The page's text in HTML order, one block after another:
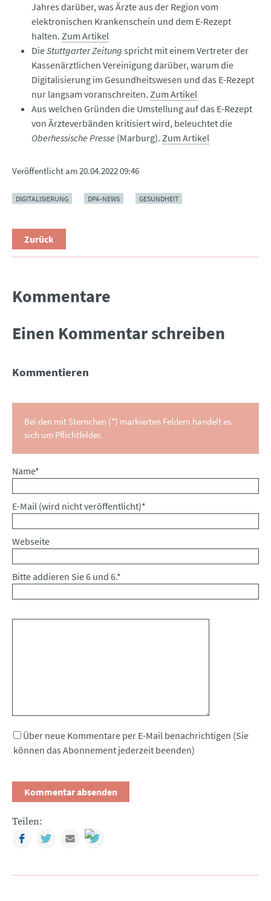
Jahres darüber, was Ärzte aus der Region vom
elektronischen Krankenschein und dem E-Rezept
halten. Zum Artikel
DieStuttgarter Zeitung spricht mit einem Vertreter der
Kassenärztlichen Vereinigung darüber, warum die
Digitalisierung im Gesundheitswesen und das E-Rezept
nur langsam voranschreiten. Zum Artikel
Aus welchen Gründen die Umstellung auf das E-Rezept
von Ärzteverbänden kritisiert wird, beleuchtet die
Oberhessische Presse (Marburg). Zum Artikel
Veröffentlicht am20.04.2022 09:46
DIGITALISIERUNG DPA-NEWS GESUNDHEIT
Zurück
Kommentare
Einen Kommentar schreiben
Kommentieren
Bei den mit Sternchen (*) markierten Feldern handelt es
sich um Pflichtfelder.
Pflichtfeld
Name*
Pflichtfeld
E-Mail (wird nicht veröffentlicht)*
Webseite
Bitte addieren Sie 6 und 6.*
Über neue Kommentare per E-Mail benachrichtigen (Sie
können das Abonnement jederzeit beenden)
Teilen:
FacebookTwitterMail